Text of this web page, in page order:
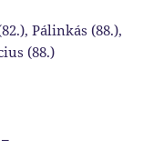
Pálinkás (88.),
(88.)